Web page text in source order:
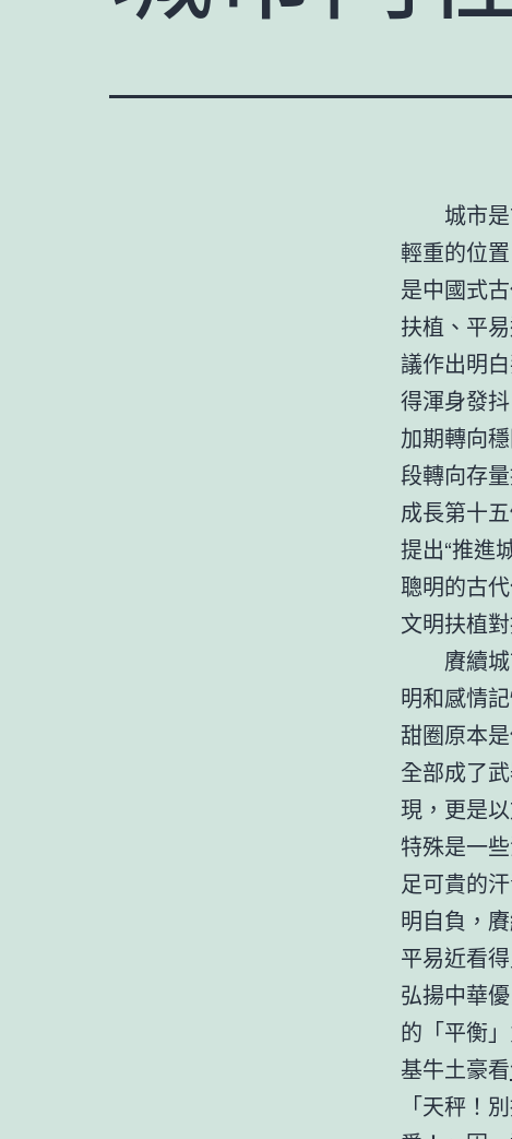
城市
輕重的位
是中國式
扶植、平
議作出明
得渾身發
加期轉向
段轉向存
成長第十
提出“推進
聰明的古
文明扶植
賡續
明和感情
甜圈原本
全部成了
現，更是
特殊是一
足可貴的
明自負，
平易近看
弘揚中華
的「平衡
基牛土豪看
「天秤！